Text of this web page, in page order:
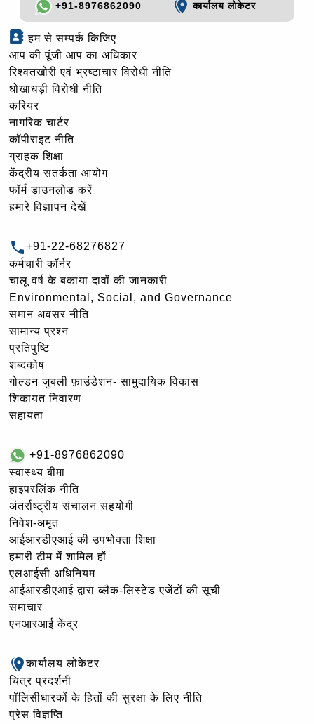
+91-8976862090
कार्यालय लोकेटर
हम से सम्पर्क किजिए
आप की पूंजी आप का अधिकार
रिश्वतखोरी एवं भ्रष्टाचार विरोधी नीति
धोखाधड़ी विरोधी नीति
करियर
नागरिक चार्टर
कॉपीराइट नीति
ग्राहक शिक्षा
केंद्रीय सतर्कता आयोग
फॉर्म डाउनलोड करें
हमारे विज्ञापन देखें
+91-22-68276827
कर्मचारी कॉर्नर
चालू वर्ष के बकाया दावों की जानकारी
Environmental, Social, and Governance
समान अवसर नीति
सामान्य प्रश्न
प्रतिपुष्टि
शब्दकोष
गोल्‍डन जुबली फ़ाउंडेशन- सामुदायिक विकास
शिकायत निवारण
सहायता
+91-8976862090
स्वास्थ्य बीमा
हाइपरलिंक नीति
अंतर्राष्ट्रीय संचालन सहयोगी
निवेश-अमृत
आईआरडीएआई की उपभोक्ता शिक्षा
हमारी टीम में शामिल हों
एलआईसी अधिनियम
आईआरडीएआई द्वारा ब्लैक-लिस्टेड एजेंटों की सूची
समाचार
एनआरआई केंद्र
कार्यालय लोकेटर
चित्र प्रदर्शनी
पॉलिसीधारकों के हितों की सुरक्षा के लिए नीति
प्रेस विज्ञप्ति